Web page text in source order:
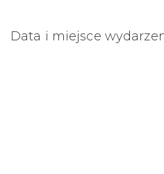
Data i miejsce